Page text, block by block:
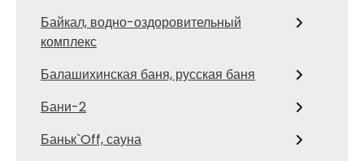
Байкал, водно-оздоровительный
комплекс
Балашихинская баня, русская баня
Бани-2
Баньк`Off, сауна